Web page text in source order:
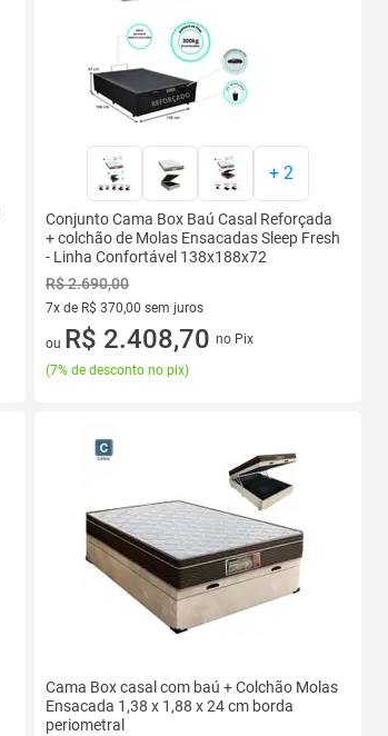
+ 2
Conjunto Cama Box Baú Casal Reforçada
+ colchão de Molas Ensacadas Sleep Fresh
- Linha Confortável 138x188x72
R$ 2.690,00
7x de R$ 370,00 sem juros
7 vez de R$ 370,00 sem juros
ou R$ 2.408,70 no Pix
(7% de desconto no pix)
Cama Box casal com baú + Colchão Molas
Ensacada 1,38 x 1,88 x 24 cm borda
periometral